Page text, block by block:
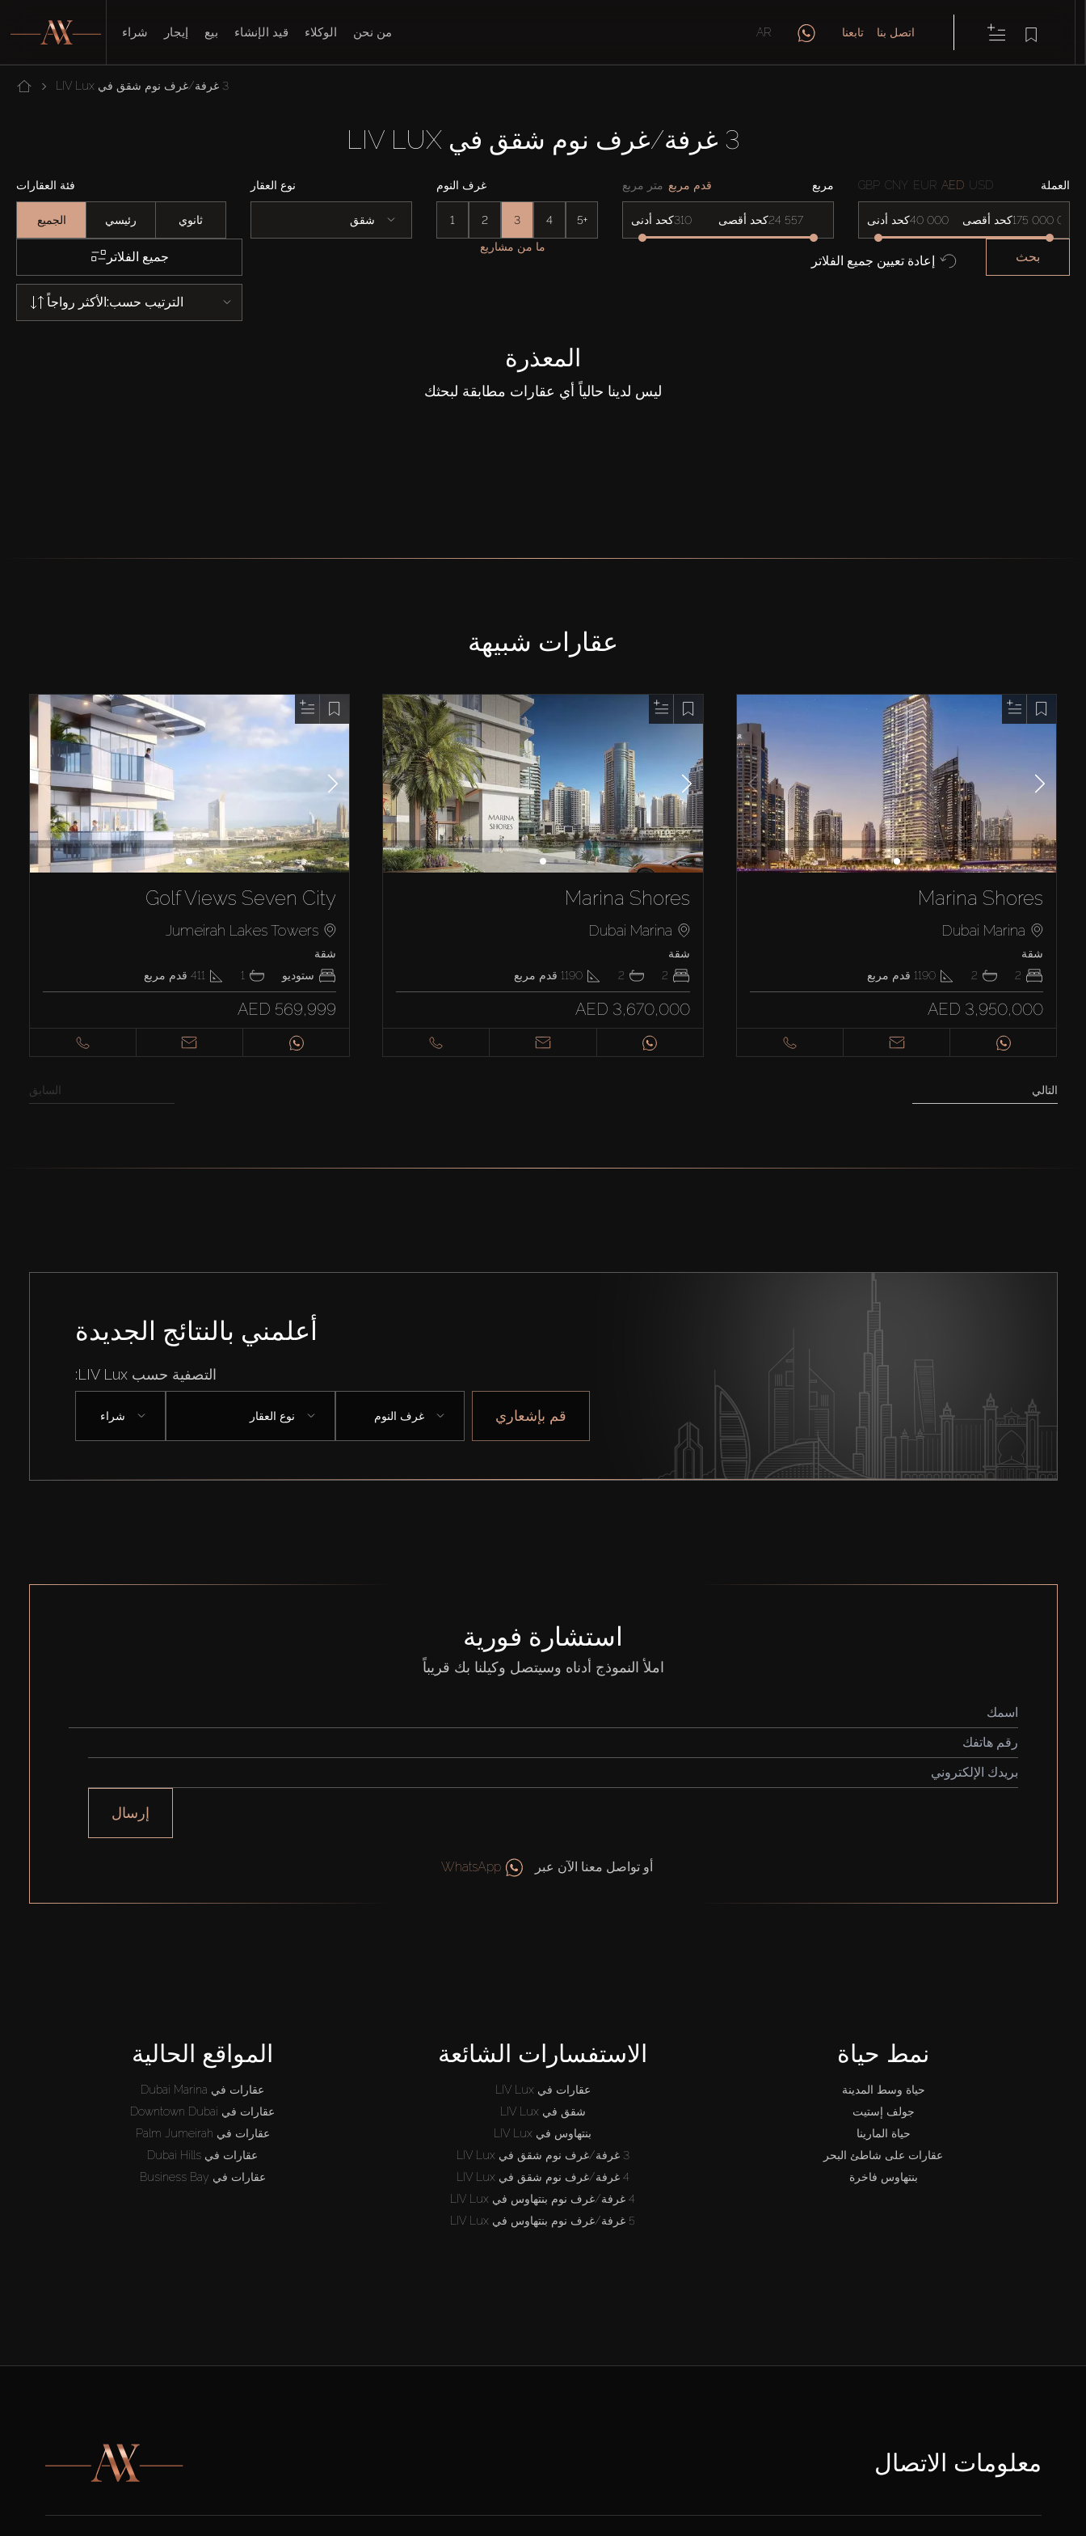
شراء إيجار بيع قيد الإنشاء الوكلاء من نحن AR تابعنا اتصل بنا
3 غرفة/غرف نوم شقق في LIV Lux
3 غرفة/غرف نوم شقق في LIV LUX
فئة العقارات
الجميع رئيسي ثانوي
نوع العقار
شقق
غرف النوم
1 2 3 4 5+
مربع متر مربع قدم مربع
كحد أدنى كحد أقصى
العملة GBP CNY EUR AED USD
كحد أدنى كحد أقصى
جميع الفلاتر
ما من مشاريع
إعادة تعيين جميع الفلاتر بحث
الأكثر رواجاًالترتيب حسب:
المعذرة
ليس لدينا حالياً أي عقارات مطابقة لبحثك
عقارات شبيهة
Golf Views Seven City
Jumeirah Lakes Towers
شقة
ستوديو
1
411 قدم مربع
AED 569,999
Marina Shores
Dubai Marina
شقة
2
2
1190 قدم مربع
AED 3,670,000
Marina Shores
Dubai Marina
شقة
2
2
1190 قدم مربع
AED 3,950,000
السابق التالي
أعلمني بالنتائج الجديدة
التصفية حسب LIV Lux:
شراء نوع العقار غرف النوم قم بإشعاري
استشارة فورية
املأ النموذج أدناه وسيتصل وكيلنا بك قريباً
إرسال
أو تواصل معنا الآن عبر WhatsApp
المواقع الحالية
عقارات في Dubai Marina
عقارات في Downtown Dubai
عقارات في Palm Jumeirah
عقارات في Dubai Hills
عقارات في Business Bay
الاستفسارات الشائعة
عقارات في LIV Lux
شقق في LIV Lux
بنتهاوس في LIV Lux
3 غرفة/غرف نوم شقق في LIV Lux
4 غرفة/غرف نوم شقق في LIV Lux
4 غرفة/غرف نوم بنتهاوس في LIV Lux
5 غرفة/غرف نوم بنتهاوس في LIV Lux
نمط حياة
حياة وسط المدينة
جولف إستيت
حياة المارينا
عقارات على شاطئ البحر
بنتهاوس فاخرة
معلومات الاتصال